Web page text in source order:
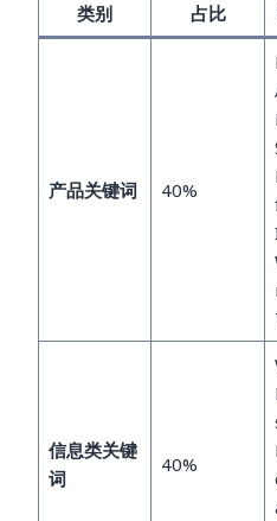
类别 占比
产品关键词 40%
信息类关键
词
40%